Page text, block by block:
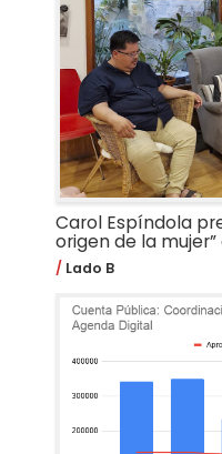
Carol Espíndola
origen de la
Lado B